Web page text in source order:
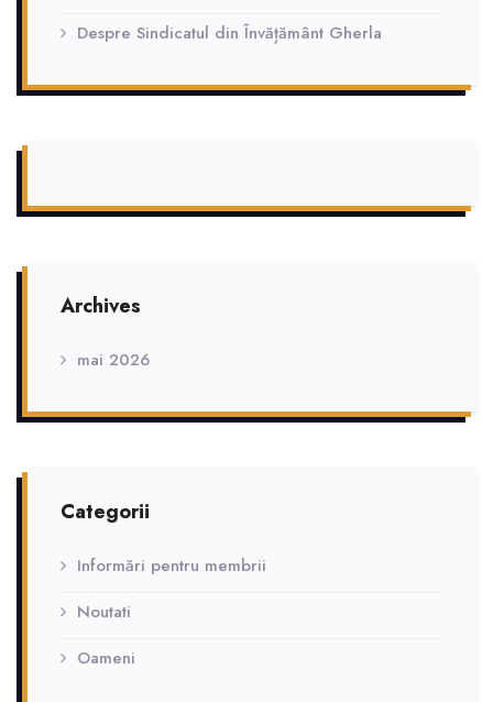
Despre Sindicatul din Învățământ Gherla
Archives
mai 2026
Categorii
Informări pentru membrii
Noutati
Oameni